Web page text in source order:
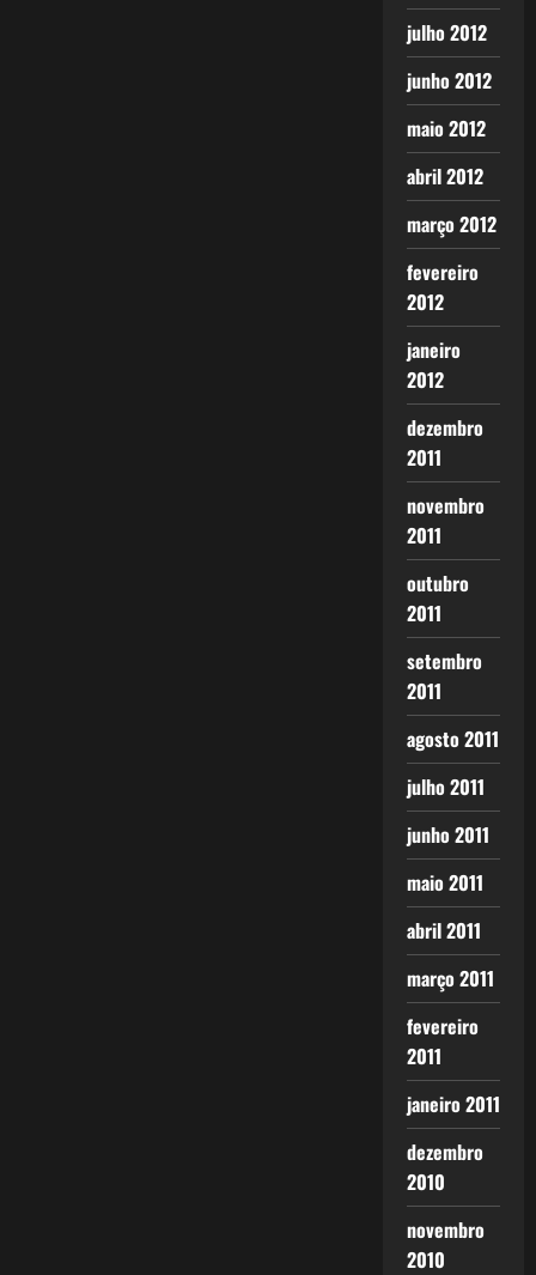
julho 2012
junho 2012
maio 2012
abril 2012
março 2012
fevereiro
2012
janeiro
2012
dezembro
2011
novembro
2011
outubro
2011
setembro
2011
agosto 2011
julho 2011
junho 2011
maio 2011
abril 2011
março 2011
fevereiro
2011
janeiro 2011
dezembro
2010
novembro
2010